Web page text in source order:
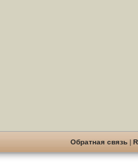
Обратная связь